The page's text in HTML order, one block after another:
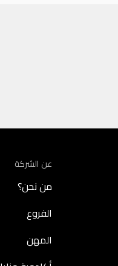
عن الشركة
من نحن؟
الفروع
المهن